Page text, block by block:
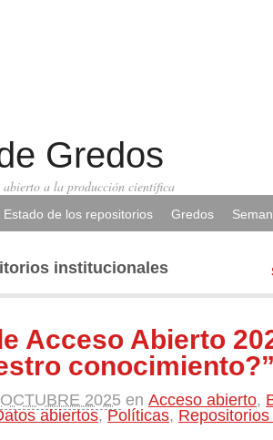
Gredos
abierto a la producción científica
Estado de los repositorios Gredos
institucionales
Acceso Abierto
2025 en Acceso abierto,
abiertos,Políticas,